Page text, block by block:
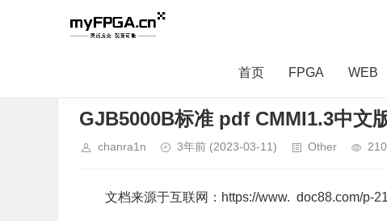
首页 FPGA WEB
GJB5000B标准 pdf CMMI1.3中文
chanra1n 3年前 (2023-03-11) Other
文档来源于互联网：https://www. doc88.com/p-